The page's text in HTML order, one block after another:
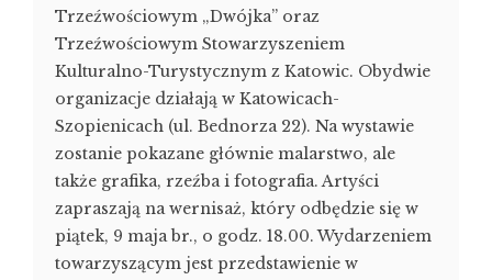
Trzeźwościowym „Dwójka” oraz
Trzeźwościowym Stowarzyszeniem
Kulturalno-Turystycznym z Katowic. Obydwie
organizacje działają w Katowicach-
Szopienicach (ul. Bednorza 22). Na wystawie
zostanie pokazane głównie malarstwo, ale
także grafika, rzeźba i fotografia. Artyści
zapraszają na wernisaż, który odbędzie się w
piątek, 9 maja br., o godz. 18.00. Wydarzeniem
towarzyszącym jest przedstawienie w